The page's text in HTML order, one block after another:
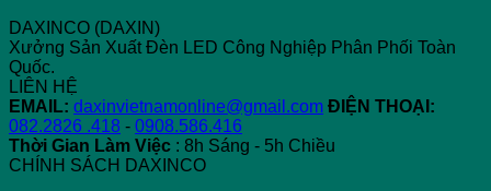
và
Triển
DAXINCO (DAXIN)
Xưởng Sản Xuất Đèn LED Công Nghiệp Phân Phối Toàn
Quốc.
LIÊN HỆ
EMAIL: daxinvietnamonline@gmail.com ĐIỆN THOẠI:
082.2826 .418 - 0908.586.416
Thời Gian Làm Việc : 8h Sáng - 5h Chiều
CHÍNH SÁCH DAXINCO